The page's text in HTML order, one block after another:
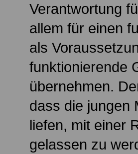
Verantwortung
allem für einen
als
funktionierende
übernehmen.
dass die jungen
liefen, mit einer
gelassen zu